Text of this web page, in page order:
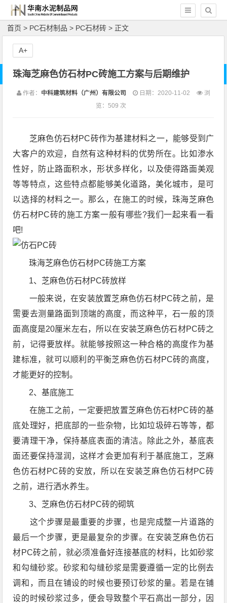
首页 > PC石材制品 > PC石材砖 > 正文
珠海芝麻色仿石材PC砖施工方案与后期维护
作者： 中科建筑材料（广州）有限公司 日期：2020-11-02
浏
览： 509 次
芝麻色仿石材PC砖作为基建材料之一，能够受到广
大客户的欢迎，自然有这种材料的优势所在。比如渗水
性好，防止路面积水，形状多样化，以及使得路面美观
等等特点，这些特点都能够美化道路，美化城市，是可
以选择的材料之一。那么，在施工的时候，珠海芝麻色
仿石材PC砖的施工方案一般有哪些?我们一起来看一看
吧!
珠海芝麻色仿石材PC砖施工方案
1、芝麻色仿石材PC砖放样
一般来说，在安装放置芝麻色仿石材PC砖之前，是
需要去测量路面到顶端的高度，而这种平，石一般的顶
面高度是20厘米左右，所以在安装芝麻色仿石材PC砖之
前，记得要放样。就能够按照这一种合格的高度作为基
建标准，就可以顺利的平衡芝麻色仿石材PC砖的高度，
才能更好的控制。
2、基底施工
在施工之前，一定要把放置芝麻色仿石材PC砖的基
底处理好，把底部的一些杂物，比如垃圾碎石等等，都
要清理干净，保持基底表面的清洁。除此之外，基底表
面还要保持湿润，这样才会更加有利于基底施工，芝麻
色仿石材PC砖的安放，所以在安装芝麻色仿石材PC砖
之前，进行洒水养生。
3、芝麻色仿石材PC砖的砌筑
这个步骤是最重要的步骤，也是完成整一片道路的
最后一个步骤，更是最复杂的步骤。在安装芝麻色仿石
材PC砖之前，就必须准备好连接基底的材料，比如砂浆
和勾缝砂浆。砂浆和勾缝砂浆是需要遵循一定的比例去
调和，而且在铺设的时候也要预订砂浆的量。若是在铺
设的时候砂浆过多，便会导致整个平石高出一部分，因
A+